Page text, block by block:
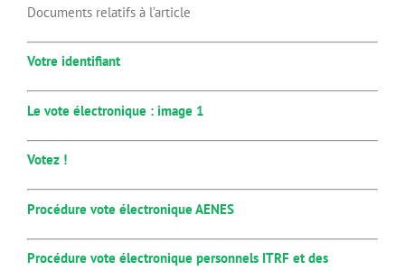
Documents relatifs à l’article
Votre identifiant
Le vote électronique : image 1
Votez !
Procédure vote électronique AENES
Procédure vote électronique personnels ITRF et des